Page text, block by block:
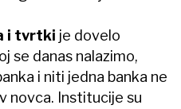
i tvrtki je dovelo
se danas nalazimo,
i niti jedna banka ne
novca. Institucije su